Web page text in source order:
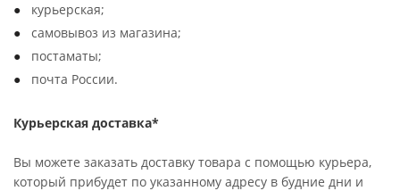
курьерская;
самовывоз из магазина;
постаматы;
почта России.
Курьерская доставка*
Вы можете заказать доставку товара с помощью курьера,
который прибудет по указанному адресу в будние дни и